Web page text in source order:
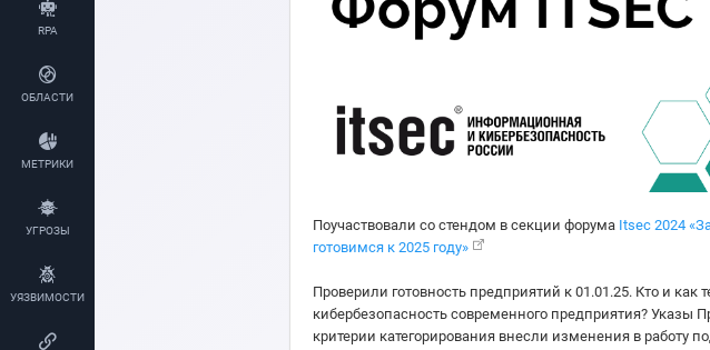
RPA
ОБЛАСТИ
МЕТРИКИ
УГРОЗЫ
УЯЗВИМОСТИ
Поучаствовали со стендом в секции форума Itsec 2024
готовимся к 2025 году»
Проверили готовность предприятий к 01.01.25. Кто и как
кибербезопасность современного предприятия? Указы
критерии категорирования внесли изменения в работу